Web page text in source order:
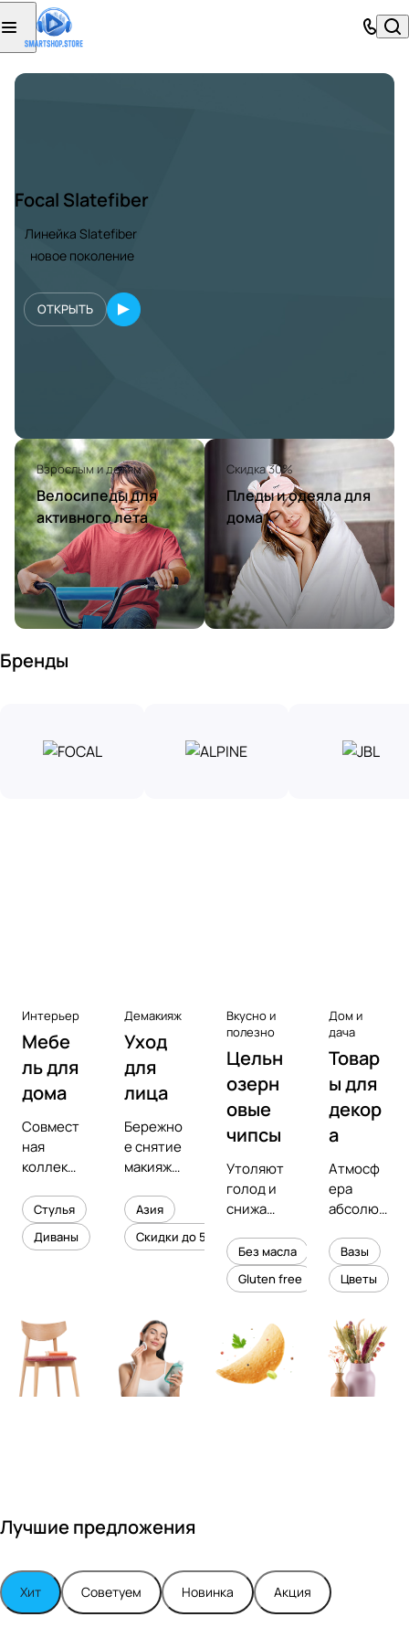
Focal Slatefiber
Линейка Slatefiber
новое поколение
ОТКРЫТЬ
Взрослым и детям
Велосипеды для
активного лета
Скидка 30%
Пледы и одеяла для
дома
Бренды
Интерьер
Мебе
ль для
дома
Совмест
ная
коллекц
предмет
ным
дизайне
Турским
Стулья
Диваны
Демакияж
Уход
для
лица
Бережно
е снятие
макияжа
увлажне
ние
кожи
Азия
Скидки до 50%
Вкусно и
полезно
Цельн
озерн
овые
чипсы
Утоляют
голод и
снижают
холесте
рина
Без масла
Gluten free
Дом и
дача
Товар
ы для
декор
а
Атмосф
ера
абсолют
уюта в
вашем
интерье
Вазы
Цветы
Лучшие предложения
Хит Советуем Новинка Акция